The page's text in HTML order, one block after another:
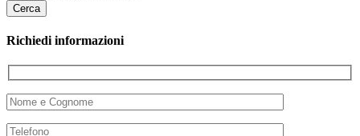
Richiedi informazioni